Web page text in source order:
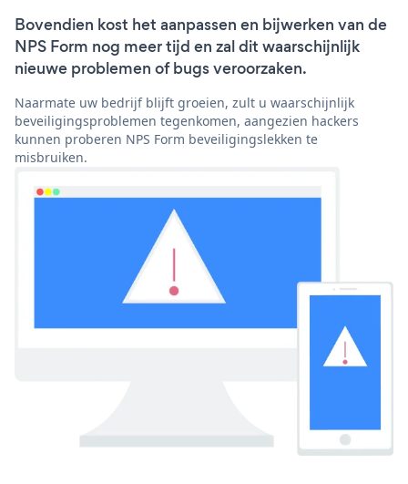
Bovendien kost het aanpassen en bijwerken van de
NPS Form nog meer tijd en zal dit waarschijnlijk
nieuwe problemen of bugs veroorzaken.
Naarmate uw bedrijf blijft groeien, zult u waarschijnlijk
beveiligingsproblemen tegenkomen, aangezien hackers
kunnen proberen NPS Form beveiligingslekken te
misbruiken.